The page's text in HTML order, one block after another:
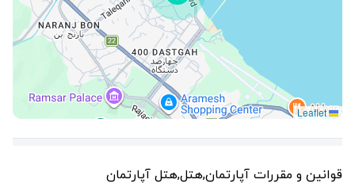
Leaflet
قوانین و مقررات آپارتمان,هتل,هتل آپارتمان